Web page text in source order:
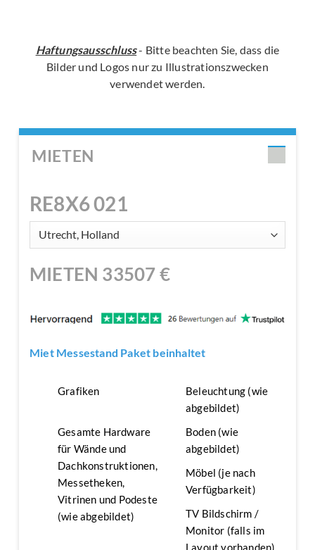
Haftungsausschluss- Bitte beachten Sie, dass die
Bilder und Logos nur zu Illustrationszwecken
verwendet werden.
MIETEN
RE8X6 021
MIETEN 33507€
Miet Messestand Paket beinhaltet
Grafiken
Beleuchtung (wie
abgebildet)
Gesamte Hardware
für Wände und
Dachkonstruktionen,
Messetheken,
Vitrinen und Podeste
(wie abgebildet)
Boden (wie
abgebildet)
Möbel (je nach
Verfügbarkeit)
TV Bildschirm /
Monitor (falls im
Layout vorhanden)